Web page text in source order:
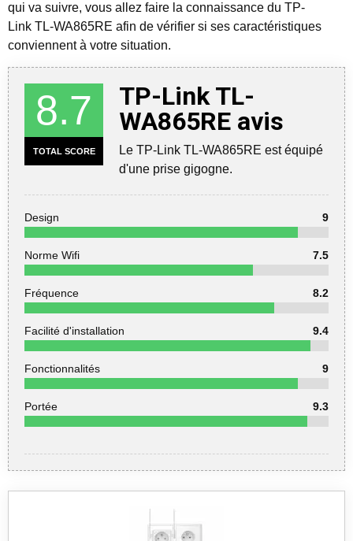
qui va suivre, vous allez faire la connaissance du TP-
Link TL-WA865RE afin de vérifier si ses caractéristiques
conviennent à votre situation.
8.7
TOTAL SCORE
TP-Link TL-
WA865RE avis
Le TP-Link TL-WA865RE est équipé
d'une prise gigogne.
Design 9
Norme Wifi 7.5
Fréquence 8.2
Facilité d'installation 9.4
Fonctionnalités 9
Portée 9.3